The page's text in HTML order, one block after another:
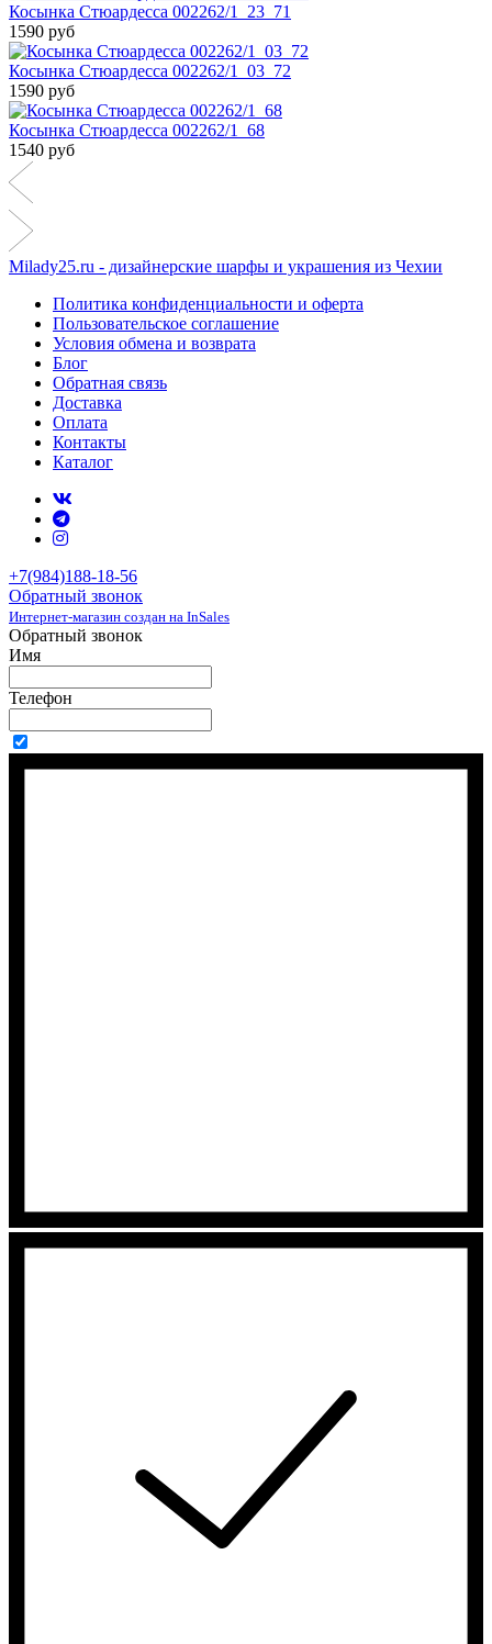
Косынка Стюардесса 002262/1_23_71
1590 руб
Косынка Стюардесса 002262/1_03_72
1590 руб
Косынка Стюардесса 002262/1_68
1540 руб
Milady25.ru - дизайнерские шарфы и украшения из Чехии
Политика конфиденциальности и оферта
Пользовательское соглашение
Условия обмена и возврата
Блог
Обратная связь
Доставка
Оплата
Контакты
Каталог
+7(984)188-18-56
Обратный звонок
Интернет-магазин создан на InSales
Обратный звонок
Имя
Телефон